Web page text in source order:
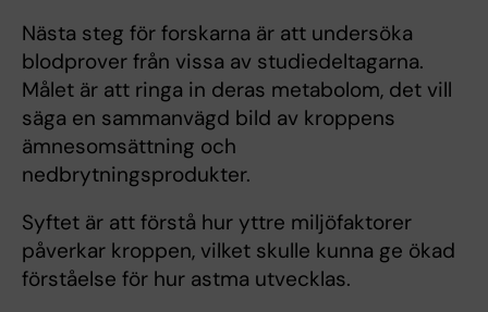
Nästa steg för forskarna är att undersöka
blodprover från vissa av studiedeltagarna.
Målet är att ringa in deras metabolom, det vill
säga en sammanvägd bild av kroppens
ämnesomsättning och
nedbrytningsprodukter.
Syftet är att förstå hur yttre miljöfaktorer
påverkar kroppen, vilket skulle kunna ge ökad
förståelse för hur astma utvecklas.